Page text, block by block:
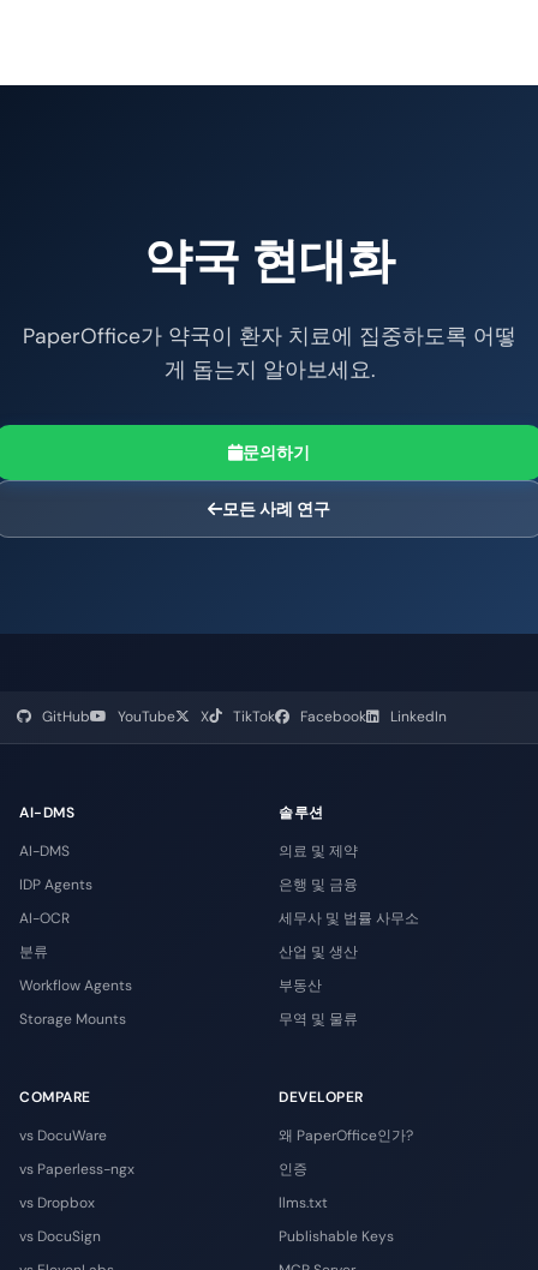
약국 현대화
PaperOffice가 약국이 환자 치료에 집중하도록 어떻
게 돕는지 알아보세요.
문의하기
모든 사례 연구
GitHub YouTube X TikTok Facebook LinkedIn
AI-DMS
AI-DMS
IDP Agents
AI-OCR
분류
Workflow Agents
Storage Mounts
솔루션
의료 및 제약
은행 및 금융
세무사 및 법률 사무소
산업 및 생산
부동산
무역 및 물류
COMPARE
vs DocuWare
vs Paperless-ngx
vs Dropbox
vs DocuSign
DEVELOPER
왜 PaperOffice인가?
인증
llms.txt
Publishable Keys